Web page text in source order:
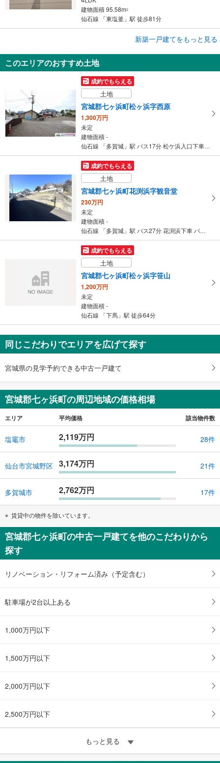
建物面積 95.58m2
仙石線 「東塩釜」駅 徒歩81分
宮城郡七ヶ浜町汐見台7丁目
2,580万円
4LDK
建物面積 98.82m
仙石線 「東塩釜」駅 徒歩81分
新築一戸建てをもっと見る
このエリアのおすすめ土地
成約でもらえる
土地
宮城郡七ヶ浜町松ヶ浜字西原
1,300万円
未定
建物面積 -
仙石線 「多賀城」駅 バス17分 松ケ浜入口下車 バス停下車 徒歩7分
成約でもらえる
土地
宮城郡七ヶ浜町花渕浜字観音堂
230万円
未定
建物面積 -
仙石線 「多賀城」駅 バス27分 花渕浜下車 バス停下車 徒歩7分
成約でもらえる
土地
宮城郡七ヶ浜町松ヶ浜字笹山
1,200万円
未定
建物面積 -
仙石線 「下馬」駅 徒歩64分
同じこだわりでエリアを広げて探す
宮城県の見学予約できる中古一戸建て
宮城郡七ヶ浜町の周辺地域の価格相場
エリア 平均価格 該当物件数
塩竈市 2,119万円 28件
仙台市宮城野区 3,174万円 21件
多賀城市 2,762万円 17件
賃貸中の物件を除いています。
宮城郡七ヶ浜町の中古一戸建てを他のこだわりから
探す
リノベーション・リフォーム済み（予定含む）
駐車場が2台以上ある
1,000万円以下
1,500万円以下
2,000万円以下
2,500万円以下
もっと見る